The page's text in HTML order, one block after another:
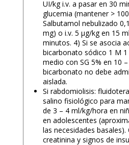
UI/kg i.v. a pasar en 30
glucemia (mantener >
Salbutamol nebulizado
mg) o i.v. 5 μg/kg en 15
minutos. 4) Si se asocia
bicarbonato sódico 1 M
medio con SG 5% en 10
bicarbonato no debe
aislada.
Si rabdomiolisis:
salino fisiológico para
de 3 – 4 ml/kg/hora en
en adolescentes
las necesidades basales).
creatinina y signos de